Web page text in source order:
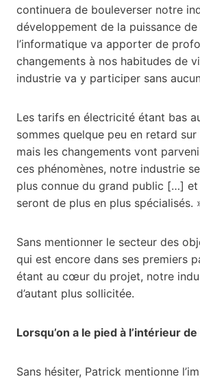
continuera de bouleverser notre
développement de la puissance de
l’informatique va apporter de
changements à nos habitudes de
industrie va y participer sans
Les tarifs en électricité étant bas
sommes quelque peu en retard
mais les changements vont
ces phénomènes, notre industrie
plus connue du grand public […]
seront de plus en plus spécialisés.
Sans mentionner le secteur des
qui est encore dans ses premiers
étant au cœur du projet, notre
d’autant plus sollicitée.
Lorsqu’on a le pied à l’intérieur
Sans hésiter, Patrick mentionne